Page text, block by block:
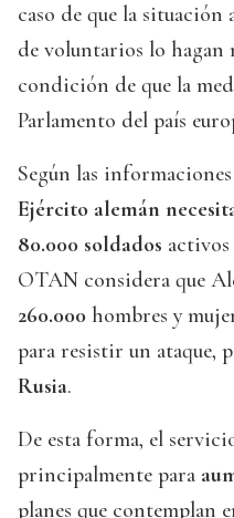
caso de que la
de voluntarios lo hagan
condición de que la
Parlamento del país
Según las
Ejército alemán
80.000 soldados
OTAN considera que
260.000 hombres y
para resistir un ataque,
Rusia.
De esta forma, el
principalmente para
planes que contemplan